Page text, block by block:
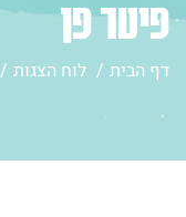
פיטר פן
דף הבית לוח הצגות